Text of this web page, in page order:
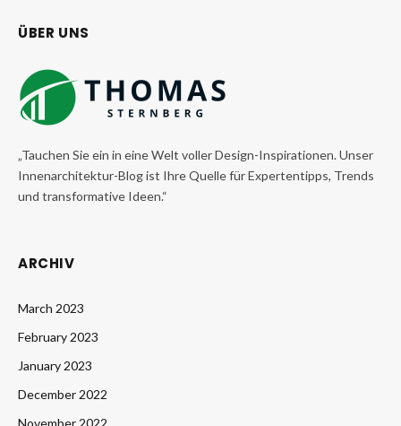
ÜBER UNS
„Tauchen Sie ein in eine Welt voller Design-Inspirationen. Unser
Innenarchitektur-Blog ist Ihre Quelle für Expertentipps, Trends
und transformative Ideen.“
ARCHIV
March 2023
February 2023
January 2023
December 2022